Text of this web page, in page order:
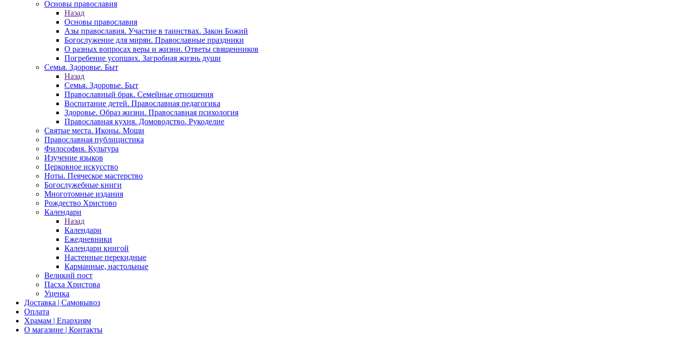
Основы православия
Назад
Основы православия
Азы православия. Участие в таинствах. Закон Божий
Богослужение для мирян. Православные праздники
О разных вопросах веры и жизни. Ответы священников
Погребение усопших. Загробная жизнь души
Семья. Здоровье. Быт
Назад
Семья. Здоровье. Быт
Православный брак. Семейные отношения
Воспитание детей. Православная педагогика
Здоровье. Образ жизни. Православная психология
Православная кухня. Домоводство. Рукоделие
Святые места. Иконы. Мощи
Православная публицистика
Философия. Культура
Изучение языков
Церковное искусство
Ноты. Певческое мастерство
Богослужебные книги
Многотомные издания
Рождество Христово
Календари
Назад
Календари
Ежедневники
Календари книгой
Настенные перекидные
Карманные, настольные
Великий пост
Пасха Христова
Уценка
Доставка | Самовывоз
Оплата
Храмам | Епархиям
О магазине | Контакты